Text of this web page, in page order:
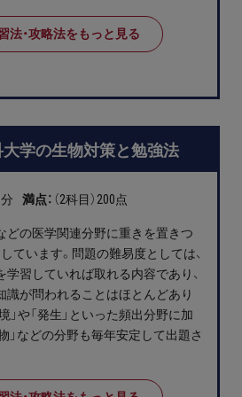
法・攻略法をもっと見る
学の生物対策と勉強法
分 満点： （2科目）200点
どの医学関連分野に重きを置きつ
ています。問題の難易度としては、
学習していれば取れる内容であり、
識が問われることはほとんどあり
」や「発生」といった頻出分野に加
物」などの分野も毎年安定して出題さ